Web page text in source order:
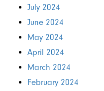
July 2024
June 2024
May 2024
April 2024
March 2024
February 2024